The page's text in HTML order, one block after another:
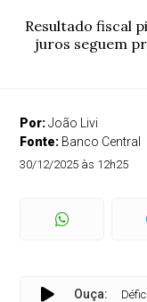
Resultado fiscal
juros seguem
Por:João Livi
Fonte: Banco Central
30/12/2025 às 12h25
Ouça:Déficit